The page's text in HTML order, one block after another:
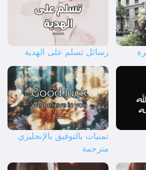
رسائل تسلم على الهدية
تمنيات بالتوفيق بالإنجليزي
مترجمة